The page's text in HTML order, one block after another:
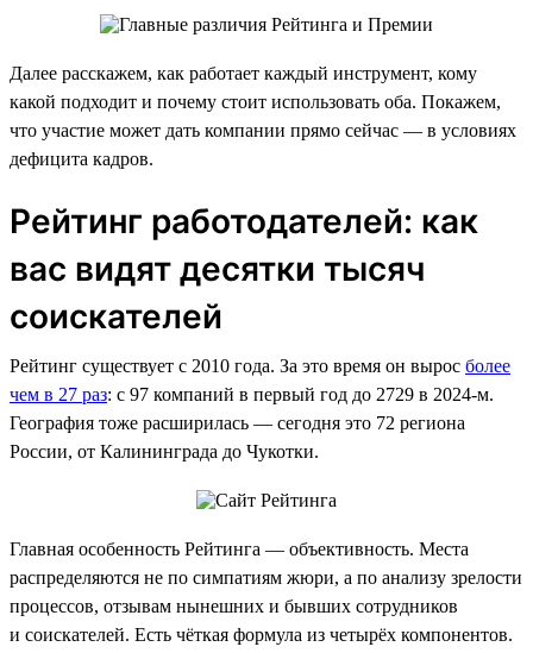
Далее расскажем, как работает каждый инструмент, кому
какой подходит и почему стоит использовать оба. Покажем,
что участие может дать компании прямо сейчас — в условиях
дефицита кадров.
Рейтинг работодателей: как
вас видят десятки тысяч
соискателей
Рейтинг существует с 2010 года. За это время он вырос более
чем в 27 раз: с 97 компаний в первый год до 2729 в 2024-м.
География тоже расширилась — сегодня это 72 региона
России, от Калининграда до Чукотки.
Главная особенность Рейтинга — объективность. Места
распределяются не по симпатиям жюри, а по анализу зрелости
процессов, отзывам нынешних и бывших сотрудников
и соискателей. Есть чёткая формула из четырёх компонентов.